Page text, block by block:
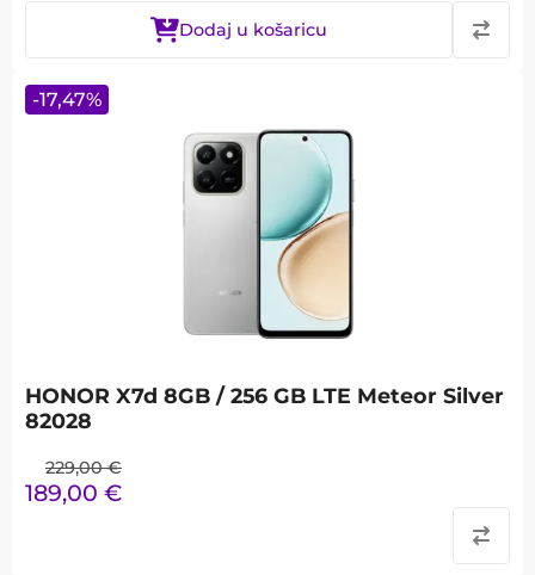
Dodaj u košaricu
HONOR X7d 8GB / 256 GB LTE Meteor Silver
82028
229,00 €
189,00 €
-17,47%